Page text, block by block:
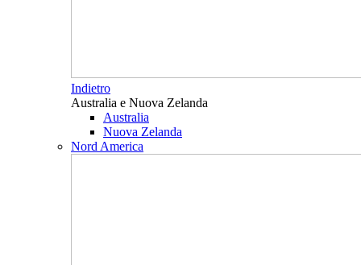
Indietro
Australia e Nuova Zelanda
Australia
Nuova Zelanda
Nord America